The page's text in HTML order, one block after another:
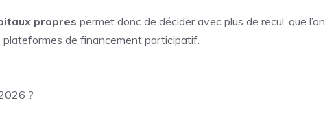
propres permet donc de décider avec plus de recul, que l’on
plateformes de financement participatif.
?